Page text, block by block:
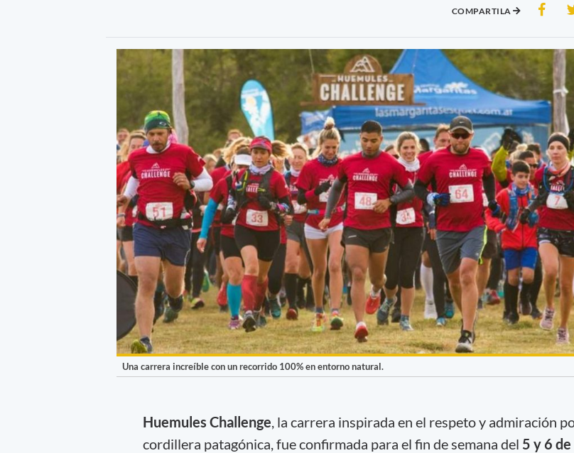
COMPARTILA
Una carrera increíble con un recorrido 100% en entorno natural.
Huemules Challenge , la carrera inspirada en el respeto y admiración
cordillera patagónica, fue confirmada para el fin de semana del 5 y 6